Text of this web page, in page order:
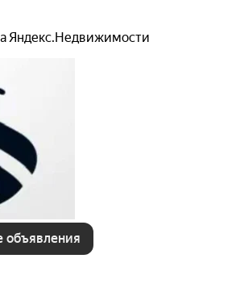
Яндекс.Недвижимости
объявления